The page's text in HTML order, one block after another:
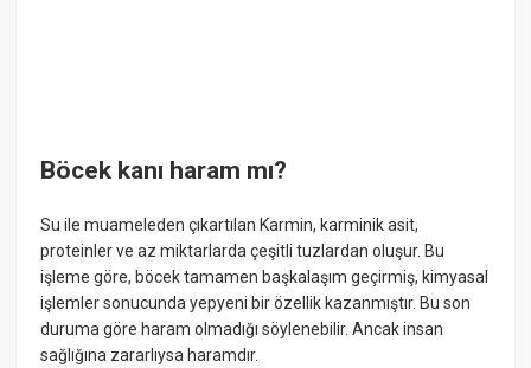
Böcek kanı haram mı?
Su ile muameleden çıkartılan Karmin, karminik asit,
proteinler ve az miktarlarda çeşitli tuzlardan oluşur. Bu
işleme göre, böcek tamamen başkalaşım geçirmiş, kimyasal
işlemler sonucunda yepyeni bir özellik kazanmıştır. Bu son
duruma göre haram olmadığı söylenebilir. Ancak insan
sağlığına zararlıysa haramdır.